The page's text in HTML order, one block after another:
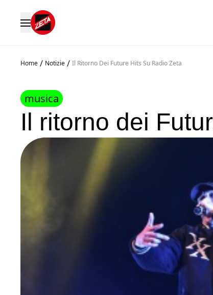
Home / Notizie / Il Ritorno Dei Future Hits Su Radio Zeta
musica
Il ritorno dei